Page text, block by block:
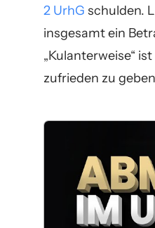
2 UrhG schulden.
insgesamt ein
„Kulanterweise“
zufrieden zu